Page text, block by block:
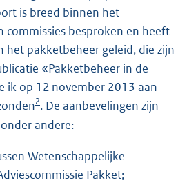
is breed binnen het
commissies besproken en heeft
het pakketbeheer geleid, die zijn
«Pakketbeheer in de
ik op 12 november 2013 aan
2. De aanbevelingen zijn
andere:
Wetenschappelijke
Pakket;